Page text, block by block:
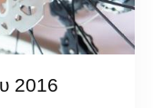
2016